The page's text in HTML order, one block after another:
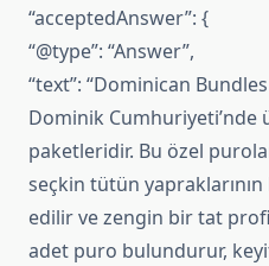
“acceptedAnswer”: {
“@type”: “Answer”,
“text”: “Dominican
Dominik
paketleridir. Bu özel
seçkin tütün
edilir ve zengin bir tat
adet puro bulundurur,